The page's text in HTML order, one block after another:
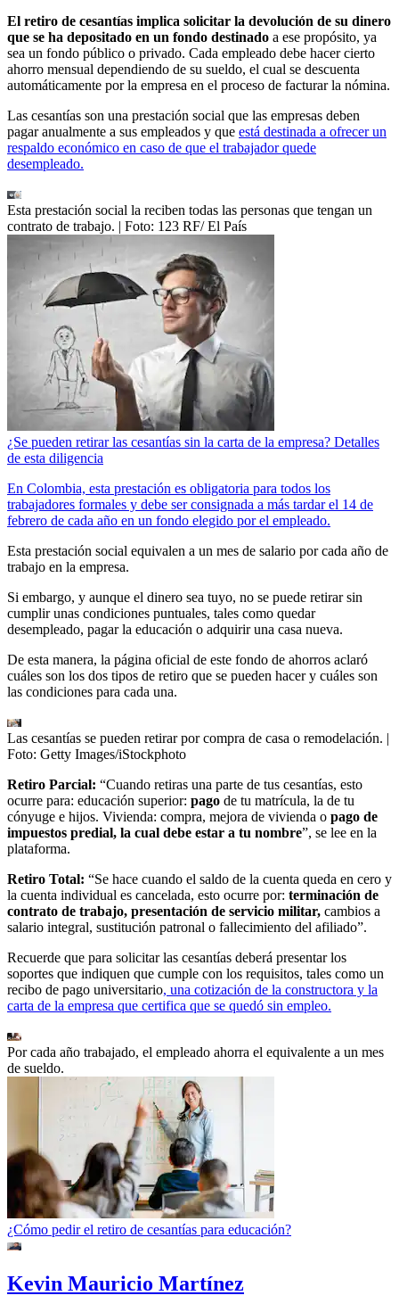
El retiro de cesantías implica solicitar la devolución de su dinero
que se ha depositado en un fondo destinado a ese propósito, ya
sea un fondo público o privado. Cada empleado debe hacer cierto
ahorro mensual dependiendo de su sueldo, el cual se descuenta
automáticamente por la empresa en el proceso de facturar la nómina.
Las cesantías son una prestación social que las empresas deben
pagar anualmente a sus empleados y que está destinada a ofrecer un
respaldo económico en caso de que el trabajador quede
desempleado.
Esta prestación social la reciben todas las personas que tengan un
contrato de trabajo. | Foto: 123 RF/ El País
¿Se pueden retirar las cesantías sin la carta de la empresa? Detalles
de esta diligencia
En Colombia, esta prestación es obligatoria para todos los
trabajadores formales y debe ser consignada a más tardar el 14 de
febrero de cada año en un fondo elegido por el empleado.
Esta prestación social equivalen a un mes de salario por cada año de
trabajo en la empresa.
Si embargo, y aunque el dinero sea tuyo, no se puede retirar sin
cumplir unas condiciones puntuales, tales como quedar
desempleado, pagar la educación o adquirir una casa nueva.
De esta manera, la página oficial de este fondo de ahorros aclaró
cuáles son los dos tipos de retiro que se pueden hacer y cuáles son
las condiciones para cada una.
Las cesantías se pueden retirar por compra de casa o remodelación. |
Foto: Getty Images/iStockphoto
Retiro Parcial: “Cuando retiras una parte de tus cesantías, esto
ocurre para: educación superior: pago de tu matrícula, la de tu
cónyuge e hijos. Vivienda: compra, mejora de vivienda o pago de
impuestos predial, la cual debe estar a tu nombre”, se lee en la
plataforma.
Retiro Total: “Se hace cuando el saldo de la cuenta queda en cero y
la cuenta individual es cancelada, esto ocurre por: terminación de
contrato de trabajo, presentación de servicio militar, cambios a
salario integral, sustitución patronal o fallecimiento del afiliado”.
Recuerde que para solicitar las cesantías deberá presentar los
soportes que indiquen que cumple con los requisitos, tales como un
recibo de pago universitario, una cotización de la constructora y la
carta de la empresa que certifica que se quedó sin empleo.
Por cada año trabajado, el empleado ahorra el equivalente a un mes
de sueldo.
¿Cómo pedir el retiro de cesantías para educación?
Kevin Mauricio Martínez